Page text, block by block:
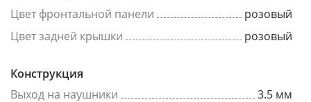
Цвет фронтальной панели
розовый
Цвет задней крышки
розовый
Конструкция
Выход на наушники
3.5 мм